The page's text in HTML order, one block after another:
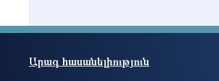
Արագ հասանելիություն